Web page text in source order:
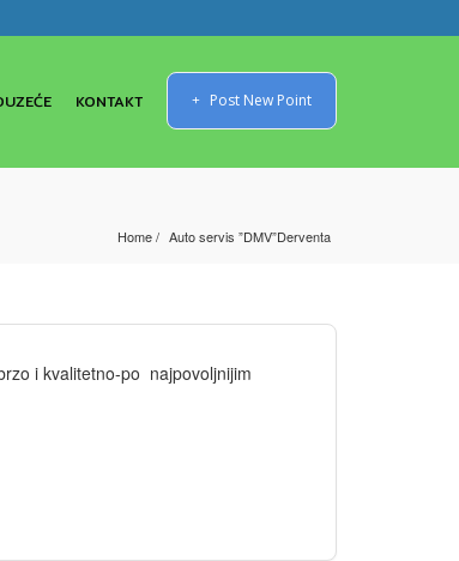
KONTAKT Post New Point
Home Auto servis ”DMV”Derventa
i kvalitetno-po najpovoljnijim